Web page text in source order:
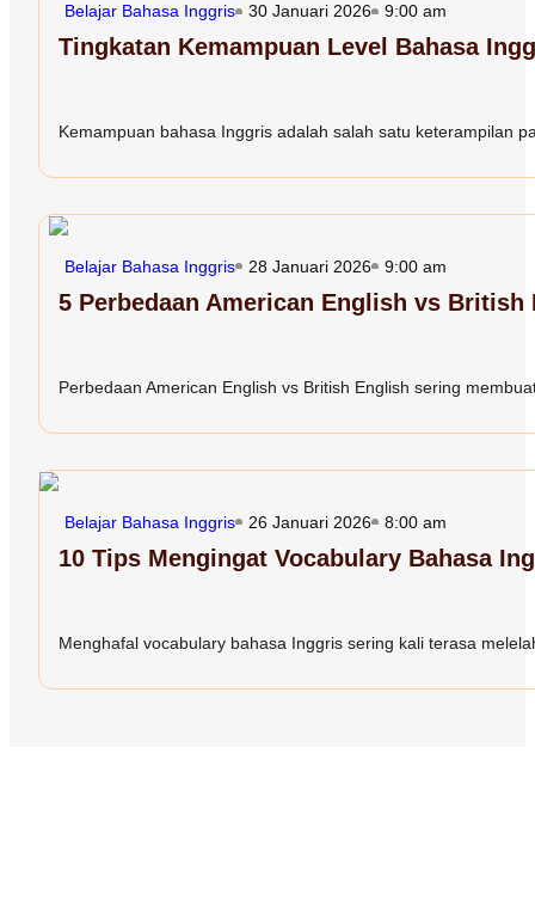
Belajar Bahasa Inggris 30 Januari 2026 9:00 am
Tingkatan Kemampuan Level Bahasa
Kemampuan bahasa Inggris adalah salah satu keterampilan
Belajar Bahasa Inggris 28 Januari 2026 9:00 am
5 Perbedaan American English vs
Perbedaan American English vs British English sering
Belajar Bahasa Inggris 26 Januari 2026 8:00 am
10 Tips Mengingat Vocabulary Bahasa
Menghafal vocabulary bahasa Inggris sering kali terasa